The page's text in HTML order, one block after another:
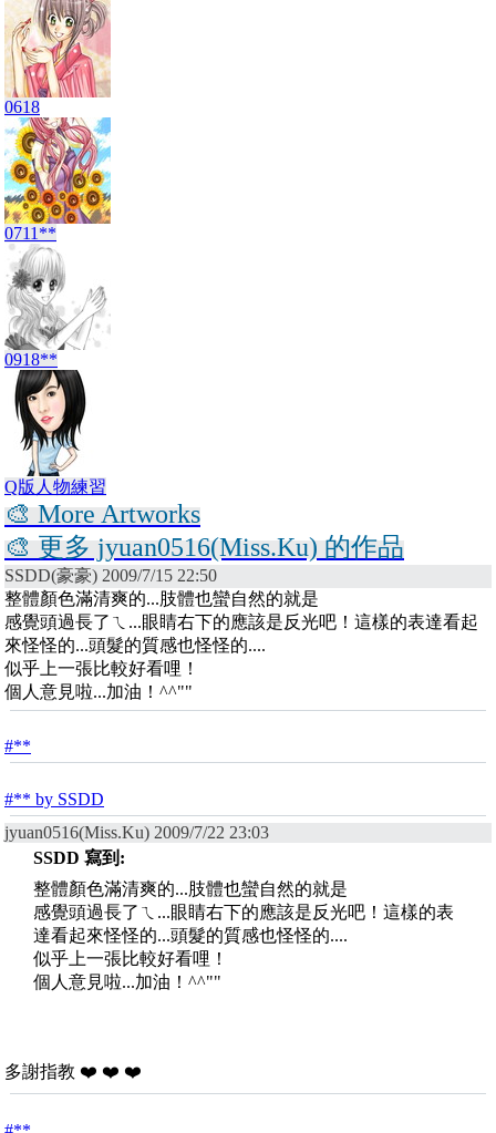
0618
0711**
0918**
Q版人物練習
🎨 More Artworks
🎨 更多 jyuan0516(Miss.Ku) 的作品
SSDD(豪豪) 2009/7/15 22:50
整體顏色滿清爽的...肢體也蠻自然的就是
感覺頭過長了ㄟ...眼睛右下的應該是反光吧！這樣的表達看起
來怪怪的...頭髮的質感也怪怪的....
似乎上一張比較好看哩！
個人意見啦...加油！^^""
#**
#** by SSDD
jyuan0516(Miss.Ku) 2009/7/22 23:03
SSDD 寫到:
整體顏色滿清爽的...肢體也蠻自然的就是
感覺頭過長了ㄟ...眼睛右下的應該是反光吧！這樣的表
達看起來怪怪的...頭髮的質感也怪怪的....
似乎上一張比較好看哩！
個人意見啦...加油！^^""
多謝指教 ❤️ ❤️ ❤️